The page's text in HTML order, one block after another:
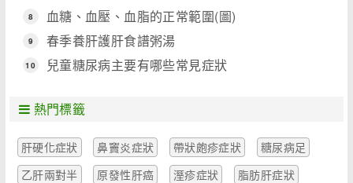
8 血糖、血壓、血脂的正常範圍(圖)
9 春季養肝護肝食譜粥湯
10 兒童糖尿病主要有哪些常見症狀
熱門標籤
肝硬化症狀 鼻竇炎症狀 帶狀皰疹症狀
糖尿病足
乙肝兩對半
原發性肝癌 溼疹症狀
脂肪肝症狀